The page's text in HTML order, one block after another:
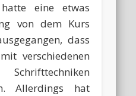
eine etwas
von dem Kurs
dass
verschiedenen
Allerdings hat